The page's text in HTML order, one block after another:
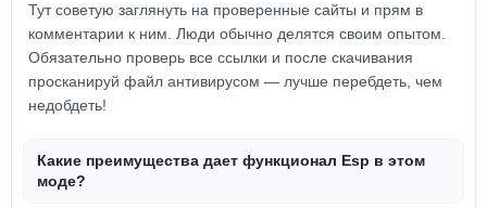
Тут советую заглянуть на проверенные сайты и прям в
комментарии к ним. Люди обычно делятся своим опытом.
Обязательно проверь все ссылки и после скачивания
просканируй файл антивирусом — лучше перебдеть, чем
недобдеть!
Какие преимущества дает функционал Esp в этом
моде?